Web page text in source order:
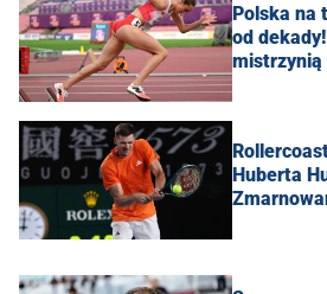
Polska na
od
mistrzynią
Huberta